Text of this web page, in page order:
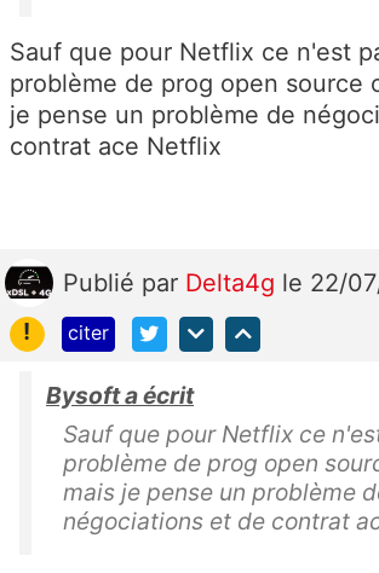
Sauf que pour Netflix ce n'est
problème de prog open source
je pense un problème de
contrat ace Netflix
Publié par Delta4g le 22/
!
citer
Bysoft a écrit
Sauf que pour Netflix ce
problème de prog open
mais je pense un problème
négociations et de contrat